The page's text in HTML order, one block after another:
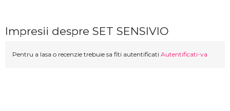
Impresii despre SET SENSIVIO
Pentru a lasa o recenzie trebuie sa fiti autentificati Autentificati-va